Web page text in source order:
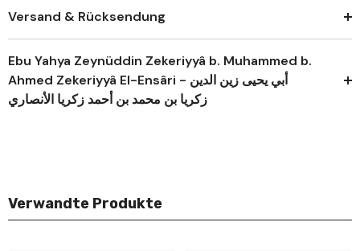
Versand & Rücksendung
Ebu Yahya Zeynüddin Zekeriyyâ b. Muhammed b.
Ahmed Zekeriyyâ El-Ensâri - أبي يحيى زين الدين
زكريا بن محمد بن أحمد زكريا الأنصاري
Verwandte Produkte